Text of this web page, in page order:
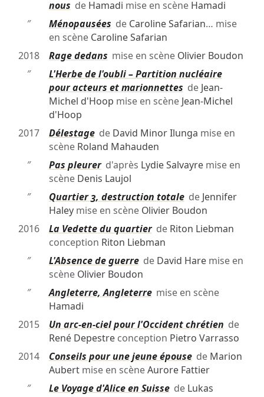
nous de Hamadi mise en scène Hamadi
″
Ménopausées de Caroline Safarian… mise
en scène Caroline Safarian
2018
Rage dedans mise en scène Olivier Boudon
″
L'Herbe de l'oubli – Partition nucléaire
pour acteurs et marionnettes de Jean-
Michel d'Hoop mise en scène Jean-Michel
d'Hoop
2017
Délestagede David Minor Ilunga mise en
scène Roland Mahauden
″
Pas pleurerd'après Lydie Salvayremise en
scène Denis Laujol
″
Quartier 3, destruction totalede Jennifer
Haleymise en scène Olivier Boudon
2016
La Vedette du quartierde Riton Liebman
conception Riton Liebman
″
L'Absence de guerrede David Haremise en
scène Olivier Boudon
″
Angleterre, Angleterremise en scène
Hamadi
2015
Un arc-en-ciel pour l'Occident chrétien de
René Depestreconception Pietro Varrasso
2014
Conseils pour une jeune épousede Marion
Aubertmise en scèneAurore Fattier
″
Le Voyage d'Alice en Suissede Lukas